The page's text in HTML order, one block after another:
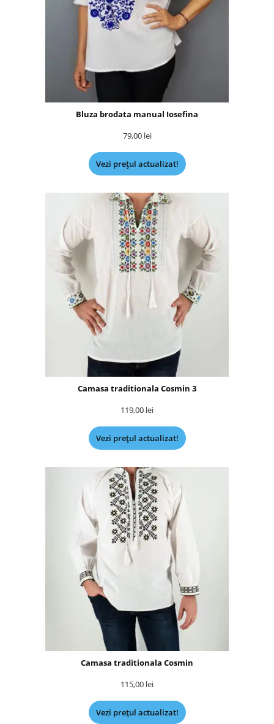
Bluza brodata manual Iosefina
79,00 lei
Vezi prețul actualizat!
Camasa traditionala Cosmin 3
119,00 lei
Vezi prețul actualizat!
Camasa traditionala Cosmin
115,00 lei
Vezi prețul actualizat!